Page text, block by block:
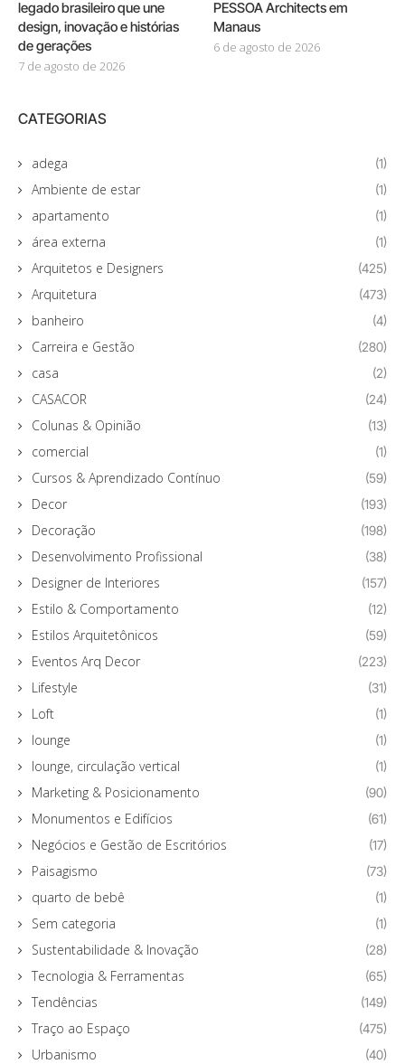
legado brasileiro que une
design, inovação e histórias
de gerações
7 de agosto de 2026
PESSOA Architects em
Manaus
6 de agosto de 2026
CATEGORIAS
adega (1)
Ambiente de estar (1)
apartamento (1)
área externa (1)
Arquitetos e Designers (425)
Arquitetura (473)
banheiro (4)
Carreira e Gestão (280)
casa (2)
CASACOR (24)
Colunas & Opinião (13)
comercial (1)
Cursos & Aprendizado Contínuo (59)
Decor (193)
Decoração (198)
Desenvolvimento Profissional (38)
Designer de Interiores (157)
Estilo & Comportamento (12)
Estilos Arquitetônicos (59)
Eventos Arq Decor (223)
Lifestyle (31)
Loft (1)
lounge (1)
lounge, circulação vertical (1)
Marketing & Posicionamento (90)
Monumentos e Edifícios (61)
Negócios e Gestão de Escritórios (17)
Paisagismo (73)
quarto de bebê (1)
Sem categoria (1)
Sustentabilidade & Inovação (28)
Tecnologia & Ferramentas (65)
Tendências (149)
Traço ao Espaço (475)
Urbanismo (40)